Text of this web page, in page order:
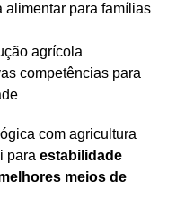
alimentar para famílias
agrícola
competências para
com agricultura
para estabilidade
meios de